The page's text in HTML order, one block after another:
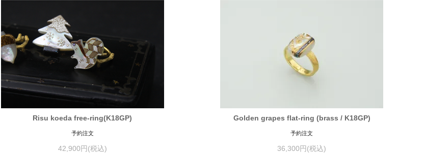
Risu koeda free-ring(K18GP)
予約注文
42,900円(税込)
Golden grapes flat-ring (brass / K18GP)
予約注文
36,300円(税込)